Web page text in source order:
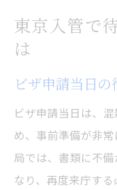
東京入管で
は
ビザ申請当日
ビザ申請当日は、
め、事前準備が非
局では、書類に不
なり、再度来庁す